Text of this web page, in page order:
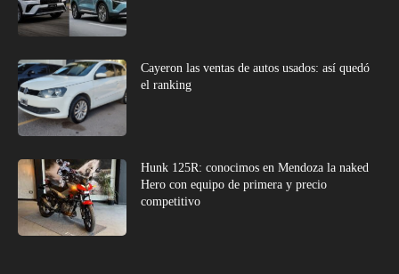
Cayeron las ventas de autos usados: así quedó
el ranking
Hunk 125R: conocimos en Mendoza la naked
Hero con equipo de primera y precio
competitivo